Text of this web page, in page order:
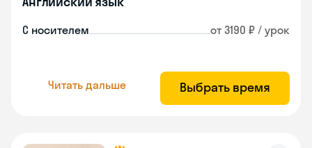
С носителем от 3190 ₽ / урок
Читать дальше Выбрать время